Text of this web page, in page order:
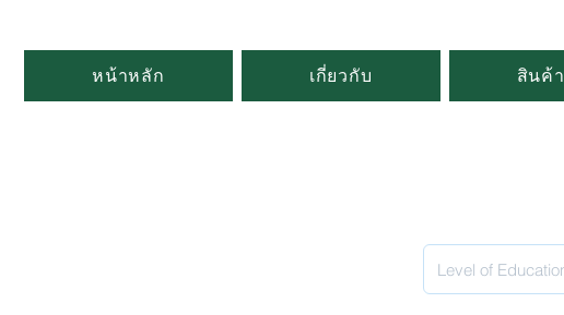
หน้าหลัก เกี่ยวกับ สินค้า